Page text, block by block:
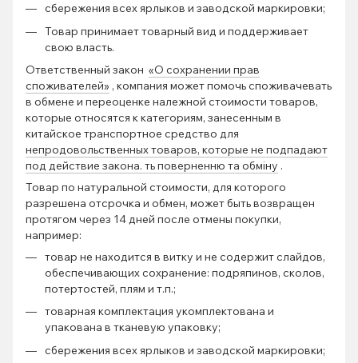
сбережения всех ярлыков и заводской маркировки;
Товар принимает товарный вид и поддерживает
свою власть.
Ответственный закон «О сохранении прав
споживателей» , компания может помочь споживачевать
в обмене и переоценке належной стоимости товаров,
которые относятся к категориям, занесенным в
китайское транспортное средство для
непродовольственных товаров, которые не подпадают
под действие закона. ть поверненню та обміну .
Товар по натуральной стоимости, для которого
разрешена отсрочка и обмен, может быть возвращен
протягом через 14 дней после отмены покупки,
например:
товар не находится в витку и не содержит слайдов,
обеспечивающих сохранение: подряпинов, сколов,
потертостей, плям и т.п.;
товарная комплектация укомплектована и
упакована в тканевую упаковку;
сбережения всех ярлыков и заводской маркировки;